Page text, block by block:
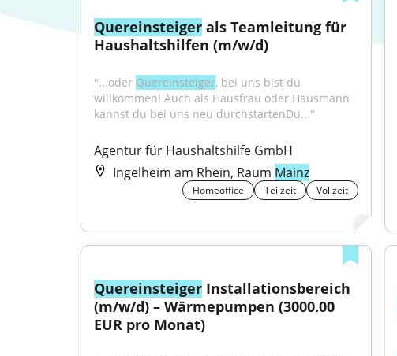
Quereinsteiger als Teamleitung für
Haushaltshilfen (m/w/d)
"...oder Quereinsteiger, bei uns bist du
willkommen! Auch als Hausfrau oder Hausmann
kannst du bei uns neu durchstartenDu..."
Agentur für Haushaltshilfe GmbH
Ingelheim am Rhein, Raum Mainz
Homeoffice Teilzeit Vollzeit
Quereinsteiger Installationsbereich
(m/w/d) – Wärmepumpen (3000.00
EUR pro Monat)